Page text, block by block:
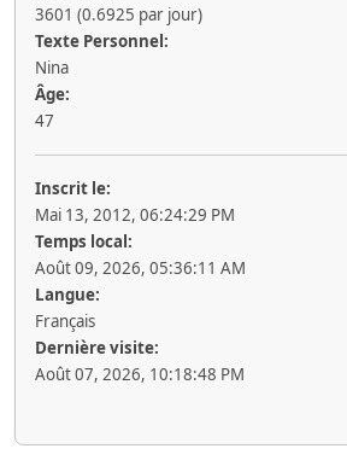
3601 (0.6925 par jour)
Texte Personnel:
Nina
Âge:
47
Inscrit le:
Mai 13, 2012, 06:24:29 PM
Temps local:
Août 09, 2026, 05:36:11 AM
Langue:
Français
Dernière visite:
Août 07, 2026, 10:18:48 PM